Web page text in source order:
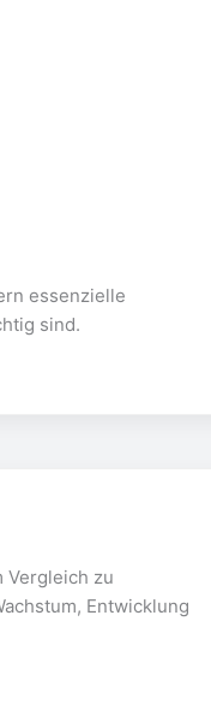
essenzielle
sind.
Vergleich zu
Entwicklung